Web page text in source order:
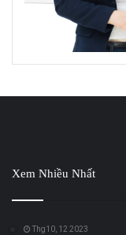
Xem Nhiều Nhất
Thg10, 12 2023